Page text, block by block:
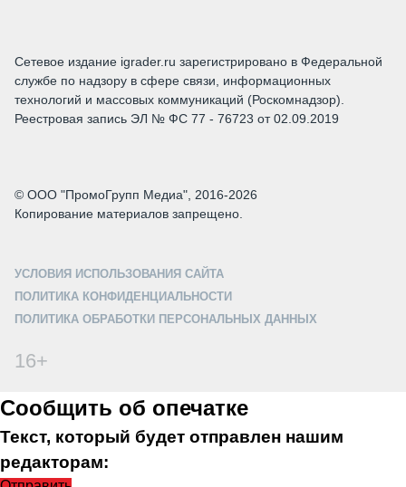
Сетевое издание igrader.ru зарегистрировано в Федеральной
службе по надзору в сфере связи, информационных
технологий и массовых коммуникаций (Роскомнадзор).
Реестровая запись ЭЛ № ФС 77 - 76723 от 02.09.2019
© ООО "ПромоГрупп Медиа", 2016-2026
Копирование материалов запрещено.
УСЛОВИЯ ИСПОЛЬЗОВАНИЯ САЙТА
ПОЛИТИКА КОНФИДЕНЦИАЛЬНОСТИ
ПОЛИТИКА ОБРАБОТКИ ПЕРСОНАЛЬНЫХ ДАННЫХ
16+
Сообщить об опечатке
Текст, который будет отправлен нашим
редакторам: